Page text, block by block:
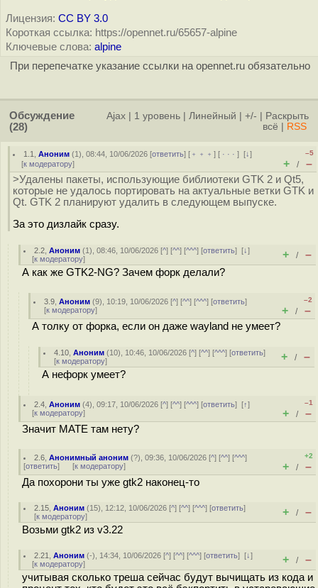
Лицензия: CC BY 3.0
Короткая ссылка: https://opennet.ru/65657-alpine
Ключевые слова: alpine
При перепечатке указание ссылки на opennet.ru обязательно
Обсуждение
(28)
Ajax 1 уровень Линейный +/-
Раскрыть
всё
RSS
1.1 ,Аноним (1), 08:44, 10/06/2026 [ответить] [ ﹢﹢﹢] [ · · ·][↓]
[к модератору]
–5
+ / –
>Удалены пакеты, использующие библиотеки GTK 2 и Qt5,
которые не удалось портировать на актуальные ветки GTK и
Qt. GTK 2 планируют удалить в следующем выпуске.
За это дизлайк сразу.
2.2 ,Аноним (1), 08:46, 10/06/2026 [^] [^^] [^^^] [ответить][↓]
[к модератору] + / –
А как же GTK2-NG? Зачем форк делали?
3.9 ,Аноним (9), 10:19, 10/06/2026 [^] [^^] [^^^] [ответить]
[к модератору]
–2
+ / –
А толку от форка, если он даже wayland не умеет?
4.10 ,Аноним (10), 10:46, 10/06/2026 [^] [^^] [^^^] [ответить]
[к модератору] + / –
А нефорк умеет?
2.4 ,Аноним (4), 09:17, 10/06/2026 [^] [^^] [^^^] [ответить][↑]
[к модератору]
–1
+ / –
Значит MATE там нету?
2.6 ,Анонимный аноним (?), 09:36, 10/06/2026 [^] [^^] [^^^]
[ответить] [к модератору]
+2
+ / –
Да похорони ты уже gtk2 наконец-то
2.15 ,Аноним (15), 12:12, 10/06/2026 [^] [^^] [^^^] [ответить]
[к модератору] + / –
Возьми gtk2 из v3.22
2.21 ,Аноним (-), 14:34, 10/06/2026 [^] [^^] [^^^] [ответить][↓]
[к модератору] + / –
учитывая сколько треша сейчас будут вычищать из кода и